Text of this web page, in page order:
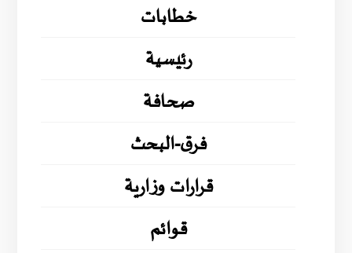
خطابات
رئيسية
صحافة
فرق-البحث
قرارات وزارية
قوائم